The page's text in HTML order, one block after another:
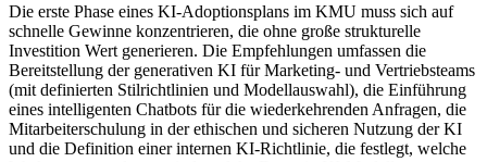
Die erste Phase eines KI-Adoptionsplans im KMU muss sich auf
schnelle Gewinne konzentrieren, die ohne große strukturelle
Investition Wert generieren. Die Empfehlungen umfassen die
Bereitstellung der generativen KI für Marketing- und Vertriebsteams
(mit definierten Stilrichtlinien und Modellauswahl), die Einführung
eines intelligenten Chatbots für die wiederkehrenden Anfragen, die
Mitarbeiterschulung in der ethischen und sicheren Nutzung der KI
und die Definition einer internen KI-Richtlinie, die festlegt, welche